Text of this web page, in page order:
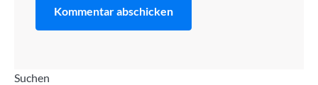
Suchen